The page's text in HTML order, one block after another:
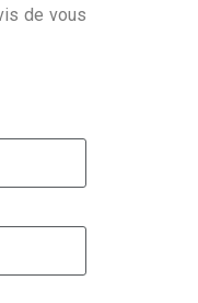
de vous